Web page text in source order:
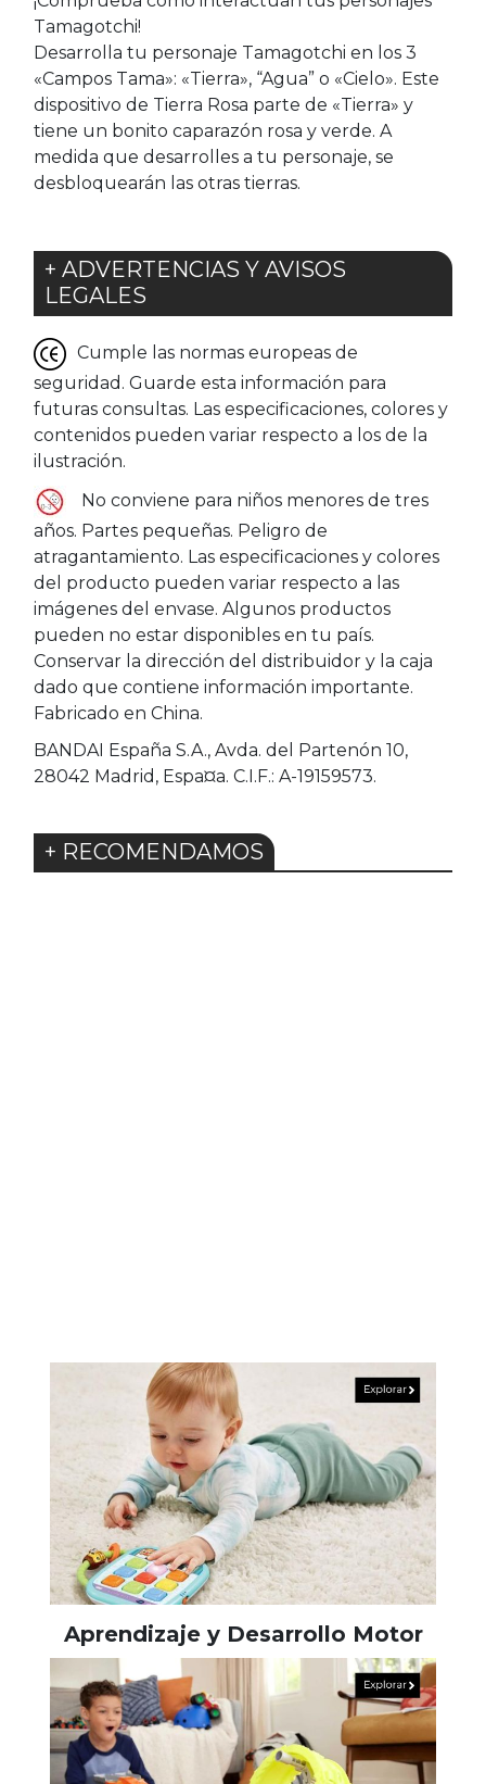
Tamagotchi!
Desarrolla tu personaje Tamagotchi en los 3
«Campos Tama»: «Tierra», “Agua” o «Cielo». Este
dispositivo de Tierra Rosa parte de «Tierra» y
tiene un bonito caparazón rosa y verde. A
medida que desarrolles a tu personaje, se
desbloquearán las otras tierras.
+ ADVERTENCIAS Y AVISOS
LEGALES
Cumple las normas europeas de
seguridad. Guarde esta información para
futuras consultas. Las especificaciones, colores y
contenidos pueden variar respecto a los de la
ilustración.
No conviene para niños menores de tres
años. Partes pequeñas. Peligro de
atragantamiento. Las especificaciones y colores
del producto pueden variar respecto a las
imágenes del envase. Algunos productos
pueden no estar disponibles en tu país.
Conservar la dirección del distribuidor y la caja
dado que contiene información importante.
Fabricado en China.
BANDAI España S.A., Avda. del Partenón 10,
28042 Madrid, Espa¤a. C.I.F.: A-19159573.
+ RECOMENDAMOS
Aprendizaje y Desarrollo Motor